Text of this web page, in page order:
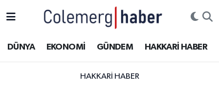
DÜNYA EKONOMİ GÜNDEM HAKKARİ HABER
HAKKARI HABER
ASAYİŞ
Hakkâri Hava Durumu